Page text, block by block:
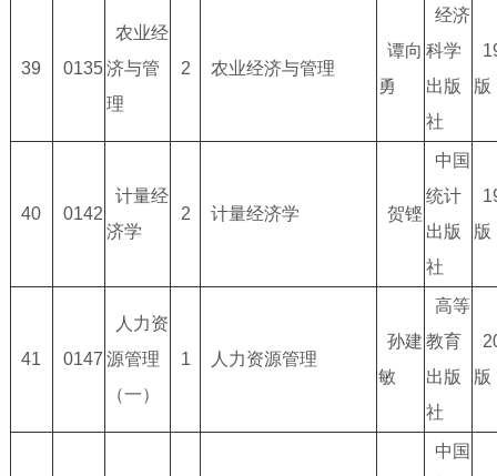
39 0135
农业经
济与管
理
2 农业经济与管理
谭向
勇
经济
科学
出版
社
版
40 0142
计量经
济学
2 计量经济学 贺铿
中国
统计
出版
社
版
41 0147
人力资
源管理
（一）
1 人力资源管理
孙建
敏
高等
教育
出版
社
版
中国